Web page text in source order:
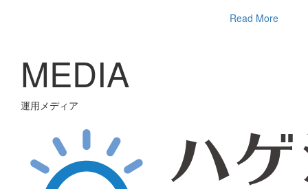
Read More
MEDIA
運用メディア